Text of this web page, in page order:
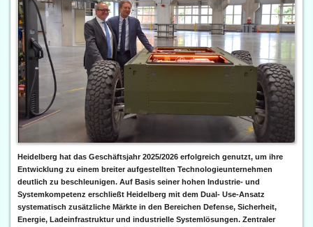
Heidelberg hat das Geschäftsjahr 2025/2026 erfolgreich genutzt, um ihre
Entwicklung zu einem breiter aufgestellten Technologieunternehmen
deutlich zu beschleunigen. Auf Basis seiner hohen Industrie- und
Systemkompetenz erschließt Heidelberg mit dem Dual- Use-Ansatz
systematisch zusätzliche Märkte in den Bereichen Defense, Sicherheit,
Energie, Ladeinfrastruktur und industrielle Systemlösungen. Zentraler